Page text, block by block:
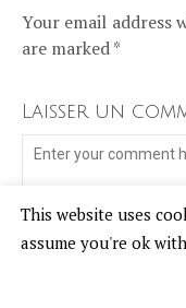
Your email address
are marked *
Laisser un
This website uses
assume you're ok